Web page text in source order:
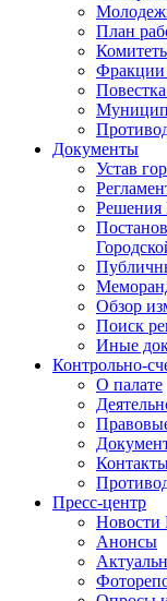
План
Фракции
Документы
Устав
Решения
Обзор
Поиск
Иные
Контрольно-
О палате
Пресс-центр
Новости
Анонсы